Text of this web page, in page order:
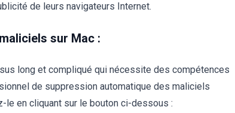
de leurs navigateurs Internet.
sur Mac :
long et compliqué qui nécessite des compétences
de suppression automatique des maliciels
le en cliquant sur le bouton ci-dessous :